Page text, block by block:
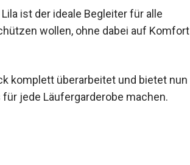
ist der ideale Begleiter für alle
wollen, ohne dabei auf Komfort
komplett überarbeitet und bietet nun
jede Läufergarderobe machen.